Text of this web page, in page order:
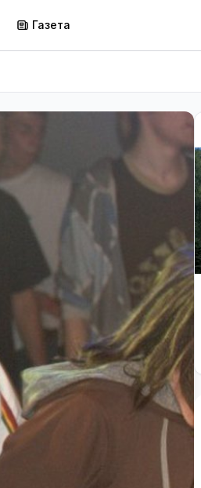
Газета